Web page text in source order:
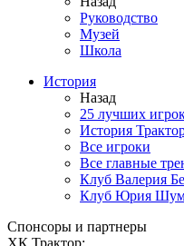
Руководство
Музей
Школа
История
Назад
25 лучших
История
Все игроки
Все главные
Клуб Валерия
Клуб Юрия
Спонсоры и партнеры
ХК Трактор: